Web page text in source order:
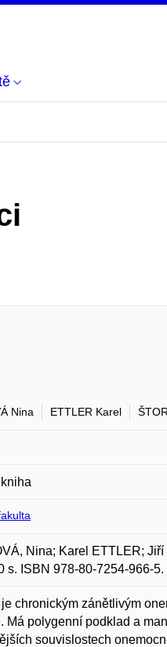
Nina ETTLER Karel
Nina; Karel ETTLER;
s. ISBN 978-80-7254-966-5.
chronickým zánětlivým
Má polygenní podklad a
souvislostech